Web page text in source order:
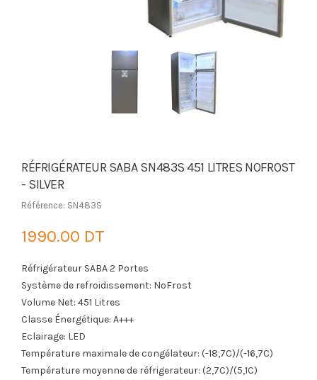
RÉFRIGÉRATEUR SABA SN483S 451 LITRES NOFROST
- SILVER
Référence: SN483S
1990.00 DT
Réfrigérateur SABA 2 Portes
Système de refroidissement: NoFrost
Volume Net: 451 Litres
Classe Énergétique: A+++
Eclairage: LED
Température maximale de congélateur: (-18,7C)/(-16,7C)
Température moyenne de réfrigerateur: (2,7C)/(5,1C)